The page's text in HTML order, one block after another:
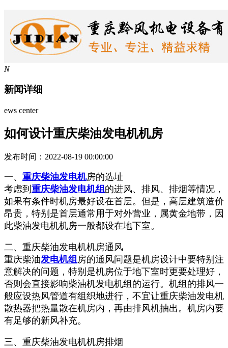
N
新闻详细
ews center
如何设计重庆柴油发电机机房
发布时间：2022-08-19 00:00:00
一、 重庆柴油发电机房的选址
考虑到 重庆柴油发电机组 的进风、排风、排烟等情况，
如果有条件时机房最好设在首层。但是，高层建筑造价
昂贵，特别是首层通常用于对外营业，属黄金地带，因
此柴油发电机机房一般都设在地下室。
二、重庆柴油发电机机房通风
重庆柴油发电机组 房的通风问题是机房设计中要特别注
意解决的问题，特别是机房位于地下室时更要处理好，
否则会直接影响柴油机发电机组的运行。机组的排风一
般应设热风管道有组织地进行，不宜让重庆柴油发电机
散热器把热量散在机房内，再由排风机抽出。机房内要
有足够的新风补充。
三、重庆柴油发电机机房排烟